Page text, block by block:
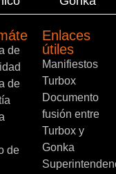
de
de
de
Enlaces
útiles
Manifiestos
Turbox
Documento
fusión entre
Turbox y
Gonka